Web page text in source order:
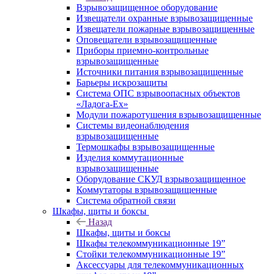
Взрывозащищенное оборудование
Извещатели охранные взрывозащищенные
Извещатели пожарные взрывозащищенные
Оповещатели взрывозащищенные
Приборы приемно-контрольные
взрывозащищенные
Источники питания взрывозащищенные
Барьеры искрозащиты
Система ОПС взрывоопасных объектов
«Ладога-Ex»
Модули пожаротушения взрывозащищенные
Системы видеонаблюдения
взрывозащищенные
Термошкафы взрывозащищенные
Изделия коммутационные
взрывозащищенные
Оборудование СКУД взрывозащищенное
Коммутаторы взрывозащищенные
Система обратной связи
Шкафы, щиты и боксы
Назад
Шкафы, щиты и боксы
Шкафы телекоммуникационные 19”
Стойки телекоммуникационные 19”
Аксессуары для телекоммуникационных